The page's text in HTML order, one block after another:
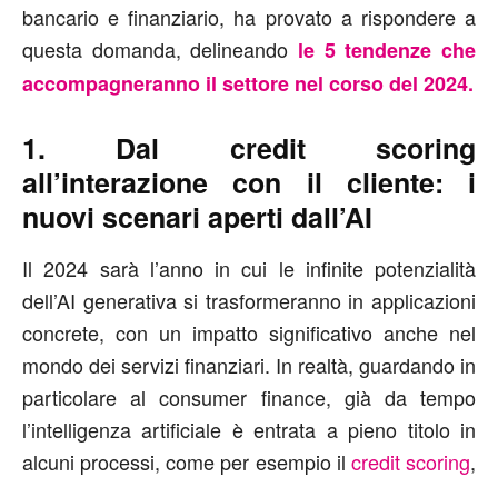
bancario e finanziario, ha provato a rispondere a
questa domanda, delineando le 5 tendenze che
accompagneranno il settore nel corso del 2024.
1. Dal credit scoring
all’interazione con il cliente: i
nuovi scenari aperti dall’AI
Il 2024 sarà l’anno in cui le infinite potenzialità
dell’AI generativa si trasformeranno in applicazioni
concrete, con un impatto significativo anche nel
mondo dei servizi finanziari. In realtà, guardando in
particolare al consumer finance, già da tempo
l’intelligenza artificiale è entrata a pieno titolo in
alcuni processi, come per esempio il credit scoring,